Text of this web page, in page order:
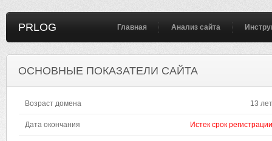
PRLOG Главная Анализ сайта
ОСНОВНЫЕ ПОКАЗАТЕЛИ САЙТА
Возраст домена 13 лет
Дата окончания Истек срок регистрации